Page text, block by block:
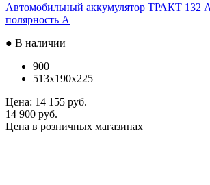
Автомобильный аккумулятор ТРАКТ 132
полярность A
● В наличии
900
513x190x225
Цена: 14 155 руб.
14 900 руб.
Цена в розничных магазинах